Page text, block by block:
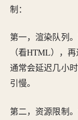
制：
第一，渲染队列
（看HTML），
通常会延迟几小
引慢。
第二，资源限制